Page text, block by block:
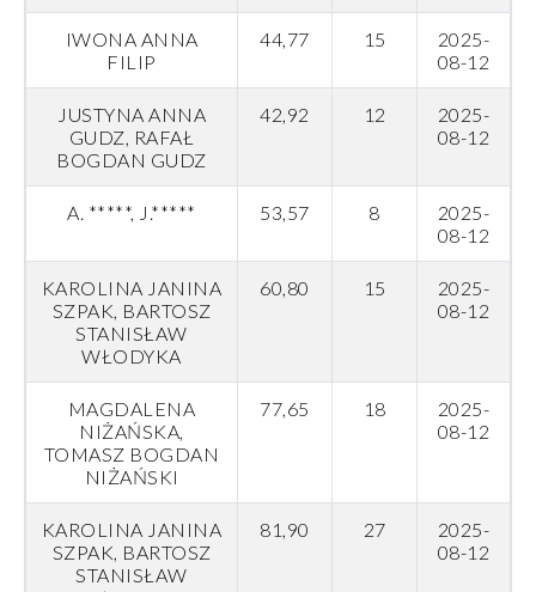
IWONA ANNA
FILIP
44,77 15
2025-
08-12
JUSTYNA ANNA
GUDZ, RAFAŁ
BOGDAN GUDZ
42,92 12
2025-
08-12
A. *****, J.***** 53,57 8
2025-
08-12
KAROLINA JANINA
SZPAK, BARTOSZ
STANISŁAW
WŁODYKA
60,80 15
2025-
08-12
MAGDALENA
NIŻAŃSKA,
TOMASZ BOGDAN
NIŻAŃSKI
77,65 18
2025-
08-12
KAROLINA JANINA
SZPAK, BARTOSZ
STANISŁAW
81,90 27
2025-
08-12